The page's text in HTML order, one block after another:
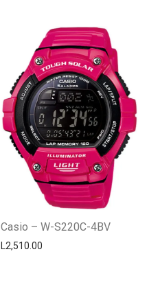
Casio – W-S220C-4BV
L2,510.00